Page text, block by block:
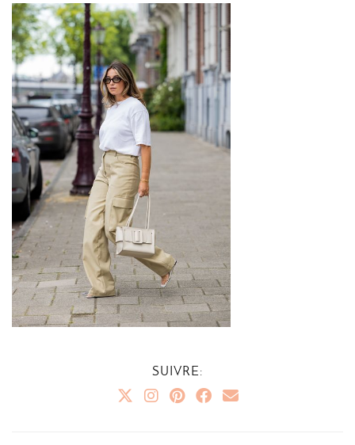
SUIVRE: